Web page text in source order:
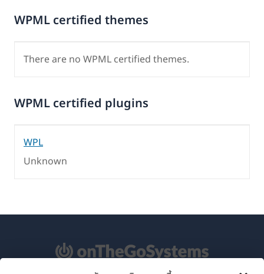
WPML certified themes
There are no WPML certified themes.
WPML certified plugins
WPL
Unknown